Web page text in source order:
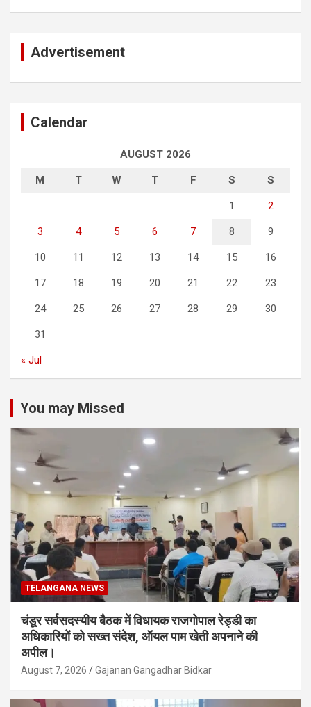
Advertisement
Calendar
AUGUST 2026
M T W T F S S
1 2
3 4 5 6 7 8 9
10 11 12 13 14 15 16
17 18 19 20 21 22 23
24 25 26 27 28 29 30
31
« Jul
You may Missed
TELANGANA NEWS
चंडूर सर्वसदस्यीय बैठक में विधायक राजगोपाल रेड्डी का
अधिकारियों को सख्त संदेश, ऑयल पाम खेती अपनाने की
अपील।
August 7, 2026 Gajanan Gangadhar Bidkar